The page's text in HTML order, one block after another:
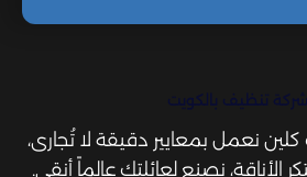
نعمل بمعايير دقيقة لا تُجارى،
نصنع لعائلتك عالماً أنقى.